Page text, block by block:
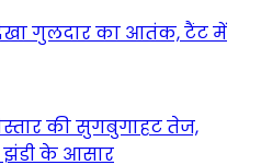
गुलदार का आतंक, टैंट में
की सुगबुगाहट तेज,
झंडी के आसार